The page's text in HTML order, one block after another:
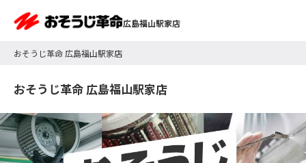
広島福山駅家店
おそうじ革命 広島福山駅家店
おそうじ革命 広島福山駅家店